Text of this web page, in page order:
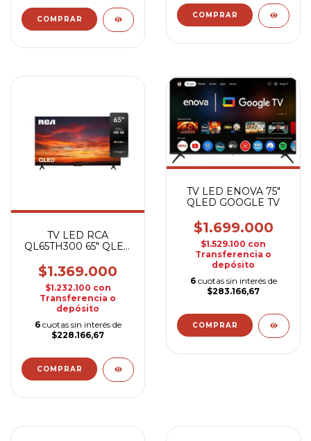
TV LED RCA
QL65TH300 65" QLED
$1.369.000
$1.232.100 con
Transferencia o
depósito
6 cuotas sin interés de
$228.166,67
TV LED ENOVA 75"
QLED GOOGLE TV
$1.699.000
$1.529.100 con
Transferencia o
depósito
6 cuotas sin interés de
$283.166,67